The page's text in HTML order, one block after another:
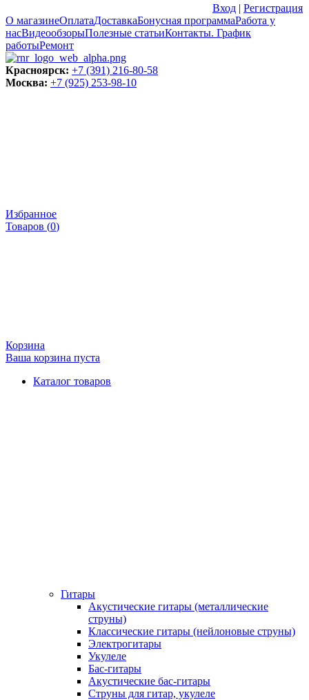
Вход | Регистрация
О магазинеОплатаДоставкаБонусная программаРабота у
насВидеообзорыПолезные статьиКонтакты. График
работыРемонт
Красноярск: +7 (391) 216-80-58
Москва: +7 (925) 253-98-10
Избранное
Товаров (0)
Корзина
Ваша корзина пуста
Каталог товаров
Гитары
Акустические гитары (металлические
струны)
Классические гитары (нейлоновые струны)
Электрогитары
Укулеле
Бас-гитары
Акустические бас-гитары
Струны для гитар, укулеле